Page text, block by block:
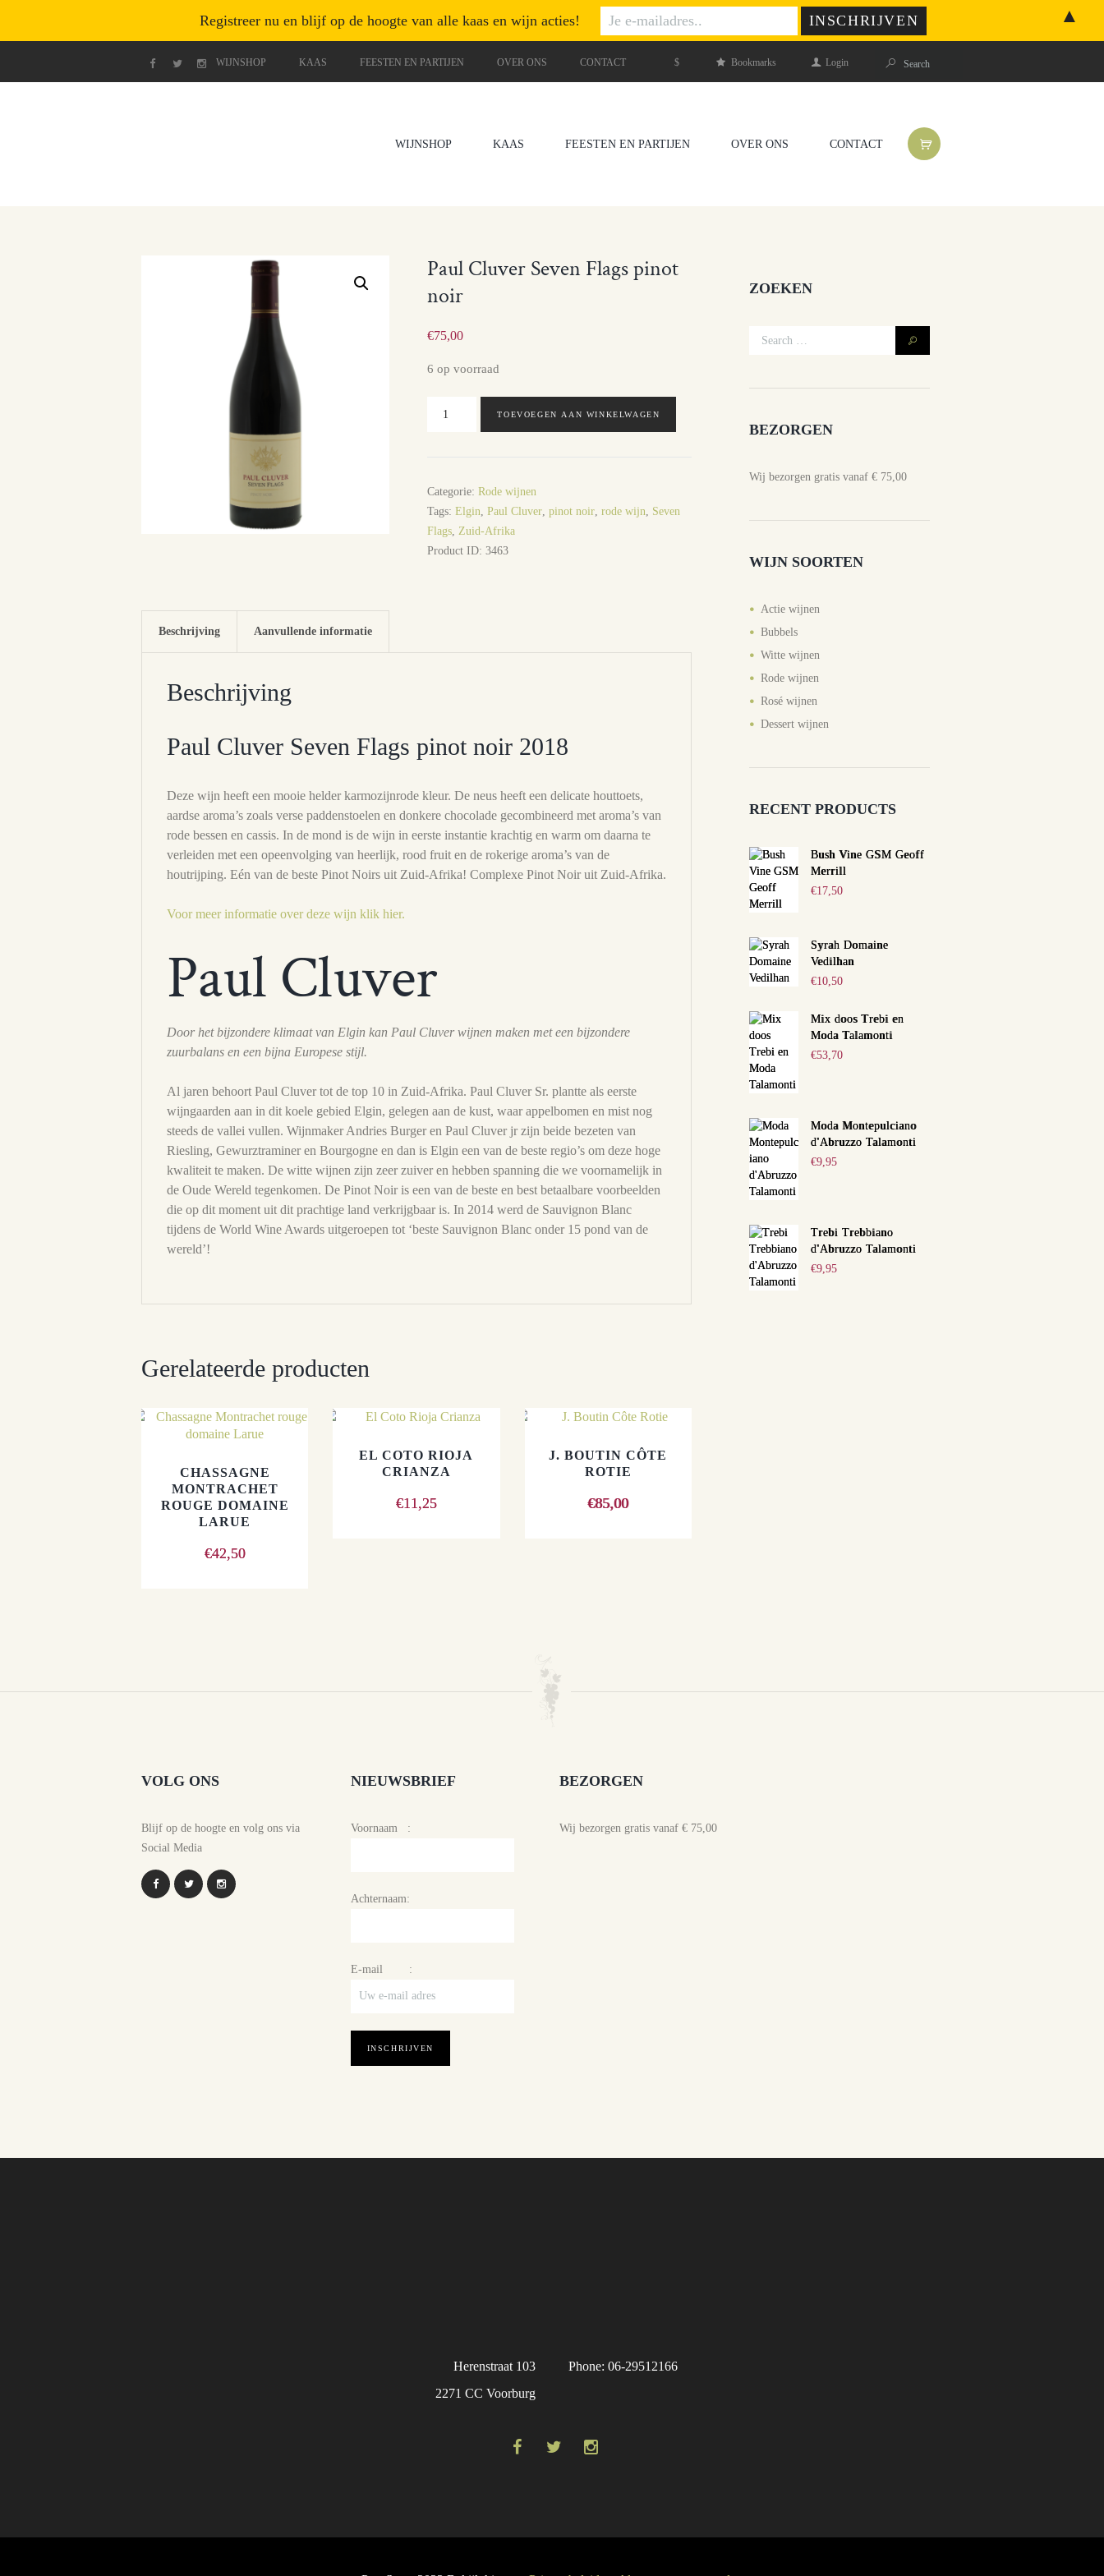
WIJNSHOP KAAS FEESTEN EN PARTIJEN OVER ONS CONTACT $ Bookmarks Login
WIJNSHOP KAAS FEESTEN EN PARTIJEN OVER ONS CONTACT
Paul Cluver Seven Flags pinot
noir
€75,00
6 op voorraad
pinot
noir
aantal
TOEVOEGEN AAN WINKELWAGEN
Categorie:Rode wijnen
Tags:Elgin ,Paul Cluver ,pinot noir ,rode wijn
Seven
Flags Zuid-Afrika
Product ID:3463
Beschrijving Aanvullende informatie
Beschrijving
Paul Cluver Seven Flags pinot noir 2018
Deze wijn heeft een mooie helder karmozijnrode kleur. De neus heeft een delicate houttoets,
aardse aroma’s zoals verse paddenstoelen en donkere chocolade gecombineerd met aroma’s van
rode bessen en cassis. In de mond is de wijn in eerste instantie krachtig en warm om daarna te
verleiden met een opeenvolging van heerlijk, rood fruit en de rokerige aroma’s van de
houtrijping. Eén van de beste Pinot Noirs uit Zuid-Afrika! Complexe Pinot Noir uit Zuid-Afrika.
Voor meer informatie over deze wijn klik hier.
Paul Cluver
Door het bijzondere klimaat van Elgin kan Paul Cluver wijnen maken met een bijzondere
zuurbalans en een bijna Europese stijl.
Al jaren behoort Paul Cluver tot de top 10 in Zuid-Afrika. Paul Cluver Sr. plantte als eerste
wijngaarden aan in dit koele gebied Elgin, gelegen aan de kust, waar appelbomen en mist nog
steeds de vallei vullen. Wijnmaker Andries Burger en Paul Cluver jr zijn beide bezeten van
Riesling, Gewurztraminer en Bourgogne en dan is Elgin een van de beste regio’s om deze hoge
kwaliteit te maken. De witte wijnen zijn zeer zuiver en hebben spanning die we voornamelijk in
de Oude Wereld tegenkomen. De Pinot Noir is een van de beste en best betaalbare voorbeelden
die op dit moment uit dit prachtige land verkrijgbaar is. In 2014 werd de Sauvignon Blanc
tijdens de World Wine Awards uitgeroepen tot ‘beste Sauvignon Blanc onder 15 pond van de
wereld’!
Gerelateerde producten
CHASSAGNE
MONTRACHET
ROUGE DOMAINE
LARUE
€42,50
EL COTO RIOJA
CRIANZA
€11,25
J. BOUTIN CÔTE
ROTIE
€85,00
ZOEKEN
BEZORGEN
Wij bezorgen gratis vanaf € 75,00
WIJN SOORTEN
Actie wijnen
Bubbels
Witte wijnen
Rode wijnen
Rosé wijnen
Dessert wijnen
RECENT PRODUCTS
Bush Vine GSM Geoff
Merrill
€17,50
Syrah Domaine
Vedilhan
€10,50
Mix doos Trebi en
Moda Talamonti
€53,70
Moda Montepulciano
d'Abruzzo Talamonti
€9,95
Trebi Trebbiano
d'Abruzzo Talamonti
€9,95
VOLG ONS
Blijf op de hoogte en volg ons via
Social Media
NIEUWSBRIEF
Voornaam :
Achternaam:
E-mail :
BEZORGEN
Wij bezorgen gratis vanaf € 75,00
Phone: 06-29512166
Herenstraat 103
2271 CC Voorburg
Registreer nu en blijf op de hoogte van alle kaas en wijn acties! ▲